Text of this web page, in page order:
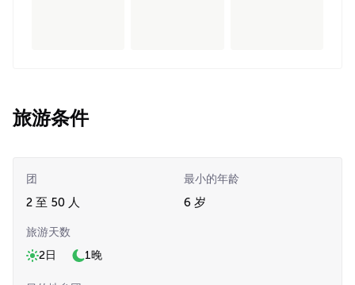
旅游条件
团
2 至 50 人
最小的年龄
6 岁
旅游天数
2日
1晚